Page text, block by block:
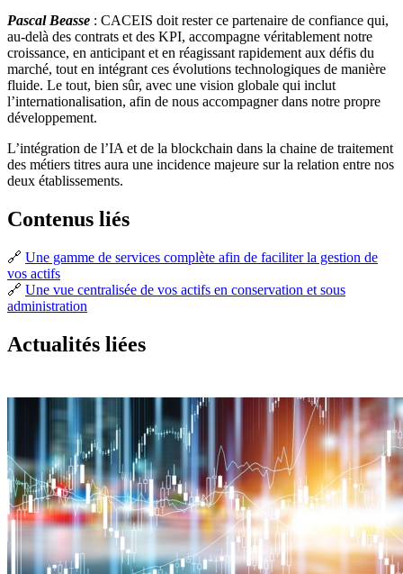
Pascal Beasse : CACEIS doit rester ce partenaire de confiance qui,
au-delà des contrats et des KPI, accompagne véritablement notre
croissance, en anticipant et en réagissant rapidement aux défis du
marché, tout en intégrant ces évolutions technologiques de manière
fluide. Le tout, bien sûr, avec une vision globale qui inclut
l’internationalisation, afin de nous accompagner dans notre propre
développement.
L’intégration de l’IA et de la blockchain dans la chaine de traitement
des métiers titres aura une incidence majeure sur la relation entre nos
deux établissements.
Contenus liés
🔗 Une gamme de services complète afin de faciliter la gestion de
vos actifs
🔗 Une vue centralisée de vos actifs en conservation et sous
administration
Actualités liées